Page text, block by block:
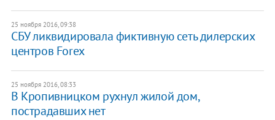
25 ноября 2016, 09:38
СБУ ликвидировала фиктивную сеть дилерских
центров Forex
25 ноября 2016, 08:33
В Кропивницком рухнул жилой дом,
пострадавших нет